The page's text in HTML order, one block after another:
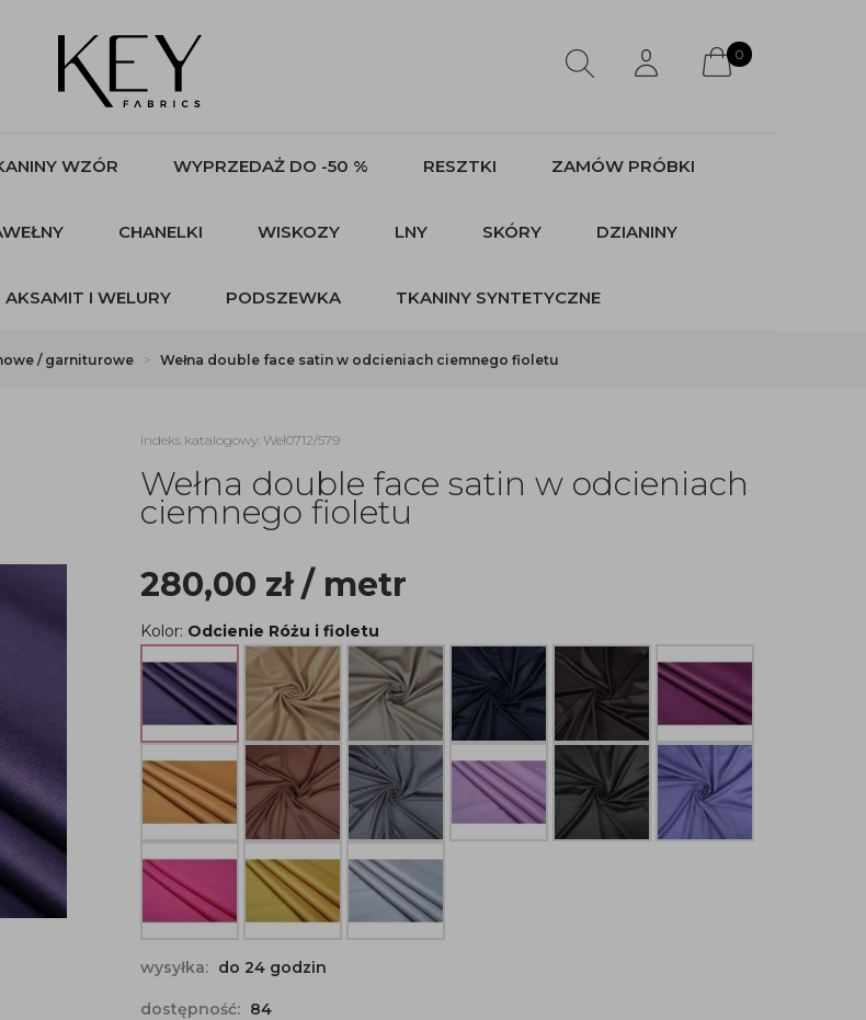
0
WZÓR WYPRZEDAŻ DO -50 % RESZTKI ZAMÓW PRÓBKI
CHANELKI WISKOZY LNY SKÓRY DZIANINY
AKSAMIT I WELURY PODSZEWKA TKANINY SYNTETYCZNE
/ garniturowe Wełna double face satin w odcieniach ciemnego fioletu
indeks katalogowy: Weł0712/579
Wełna double face satin w odcieniach
ciemnego fioletu
280,00 zł/ metr
Kolor: Odcienie Różu i fioletu
wysyłka: do 24 godzin
dostępność: 84